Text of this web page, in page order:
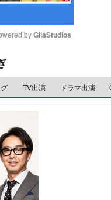
t
e
by GliaStudios
TV出演 ドラマ出演